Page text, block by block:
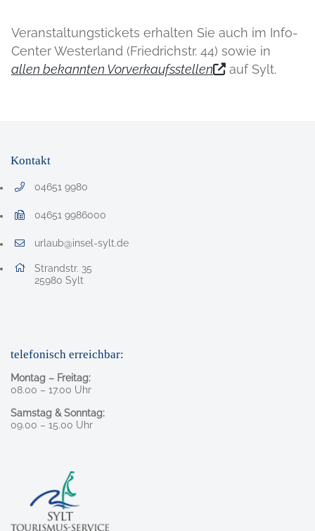
Veranstaltungstickets erhalten Sie auch im Info-
Center Westerland (Friedrichstr. 44) sowie in
allen bekannten Vorverkaufsstellen
auf Sylt.
Kontakt
04651 9980
Telefonnummer: 0 4 6 5 1 9 9 8 0
04651 9986000
Faxnummer: 0 4 6 5 1 9 9 8 6 0 0 0
urlaub@insel-sylt.de
E-Mail Adresse: urlaub@insel-sylt.de
Adresse:
Strandstr. 35
25980 , 2 5 9 8 0
Sylt
telefonisch erreichbar:
Montag – Freitag:
08.00 – 17.00 Uhr
Samstag & Sonntag:
09.00 – 15.00 Uhr